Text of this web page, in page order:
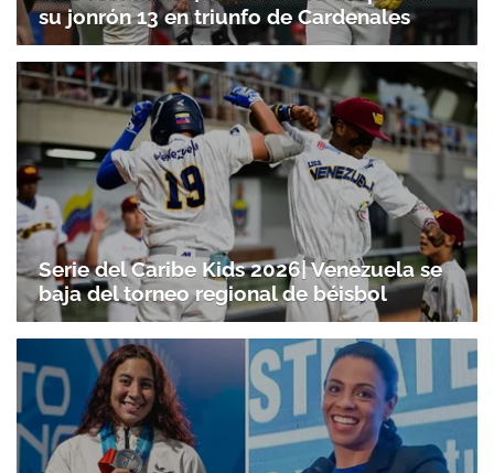
su jonrón 13 en triunfo de Cardenales
Serie del Caribe Kids 2026| Venezuela se
baja del torneo regional de béisbol